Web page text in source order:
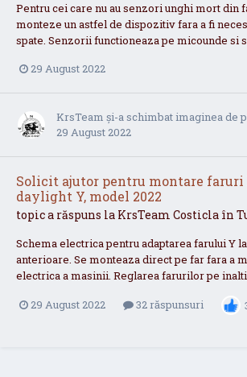
Pentru cei care nu au senzori unghi mort din
monteze un astfel de dispozitiv fara a fi
spate. Senzorii functioneaza pe micounde si
29 August 2022
KrsTeam și-a schimbat imaginea de
29 August 2022
Solicit ajutor pentru montare faruri
daylight Y, model 2022
topic a răspuns la KrsTeam Costicla în
Schema electrica pentru adaptarea farului Y
anterioare. Se monteaza direct pe far fara a
electrica a masinii. Reglarea farurilor pe
29 August 2022 32 răspunsuri